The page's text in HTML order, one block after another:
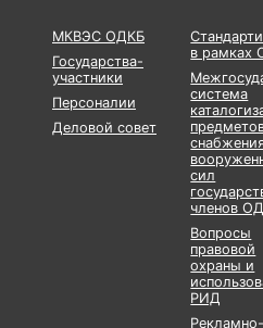
МКВЭС ОДКБ
Государства-
участники
Персоналии
Деловой совет
в рамках
система
сил
членов
Вопросы
правовой
охраны и
РИД
Рекламно-